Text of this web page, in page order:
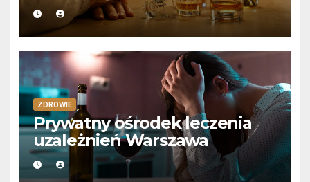
ZDROWIE
Prywatny ośrodek leczenia
uzależnień Warszawa